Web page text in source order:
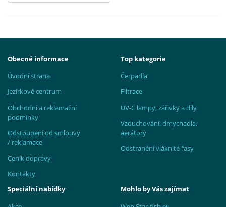
Obecné informace
Úvodní strana
Jezírkové centrum
Obchodní a reklamační
podmínky
Odstoupení od smlouvy
/ reklamace
Ceník dopravy
Kontakty
Top kategorie
Čerpadla
Filtrace
UV-C lampy, zářivky a díly
Vzduchování, dmychadla,
aerátory
Odstranění vláknité řasy
Speciální nabídky
Mohlo by Vás zajímat